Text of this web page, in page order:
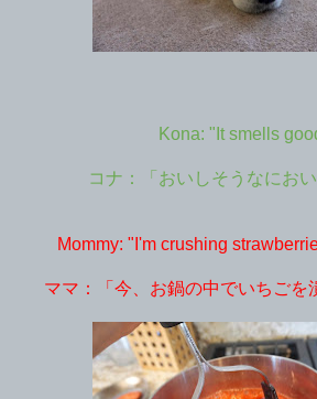
Kona: "It smells
コナ：「おいしそうなにおい
Mommy: "I'm crushing
ママ：「今、お鍋の中でいちごを